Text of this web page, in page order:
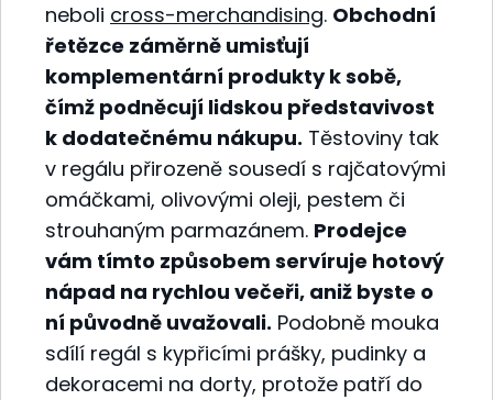
neboli cross-merchandising. Obchodní
řetězce záměrně umisťují
komplementární produkty k sobě,
čímž podněcují lidskou představivost
k dodatečnému nákupu. Těstoviny tak
v regálu přirozeně sousedí s rajčatovými
omáčkami, olivovými oleji, pestem či
strouhaným parmazánem. Prodejce
vám tímto způsobem servíruje hotový
nápad na rychlou večeři, aniž byste o
ní původně uvažovali. Podobně mouka
sdílí regál s kypřicími prášky, pudinky a
dekoracemi na dorty, protože patří do